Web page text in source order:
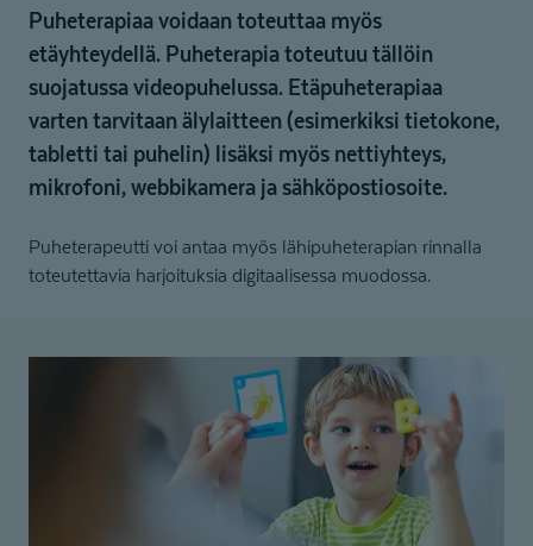
Puheterapiaa voidaan toteuttaa myös
etäyhteydellä. Puheterapia toteutuu tällöin
suojatussa videopuhelussa. Etäpuheterapiaa
varten tarvitaan älylaitteen (esimerkiksi tietokone,
tabletti tai puhelin) lisäksi myös nettiyhteys,
mikrofoni, webbikamera ja sähköpostiosoite.
Puheterapeutti voi antaa myös lähipuheterapian rinnalla
toteutettavia harjoituksia digitaalisessa muodossa.